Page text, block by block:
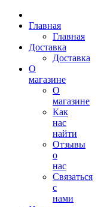
Главная
Главная
Доставка
Доставка
О
магазине
О
магазине
Как
нас
найти
Отзывы
о
нас
Связаться
с
нами